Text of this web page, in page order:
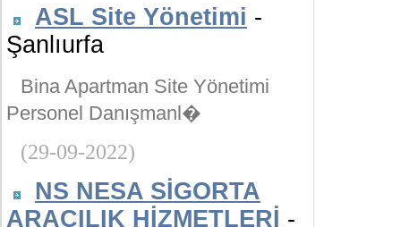
ASL Site Yönetimi -
Şanlıurfa
Bina Apartman Site Yönetimi
Personel Danışmanl�
(29-09-2022)
NS NESA SİGORTA
ARACILIK HİZMETLERİ -